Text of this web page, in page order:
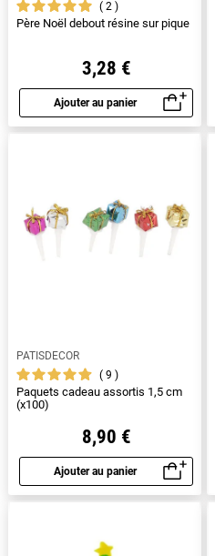
2
Père Noël debout résine sur pique
3,28 €
Ajouter au panier
Aperçu rapide
PATISDECOR
9
Paquets cadeau assortis 1,5 cm
(x100)
8,90 €
Ajouter au panier
Aperçu rapide